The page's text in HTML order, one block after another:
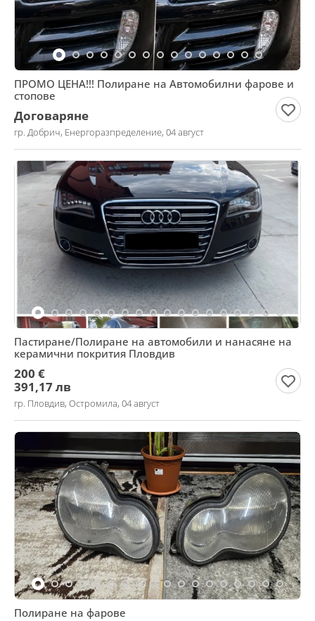
ПРОМО ЦЕНА!!! Полиране на Автомобилни фарове и
стопове
Договаряне
гр. Добрич, Енергоразпределение, 04 август
Пастиране/Полиране на автомобили и нанасяне на
керамични покрития Пловдив
200 €
391,17 лв
гр. Пловдив, Остромила, 04 август
Полиране на фарове